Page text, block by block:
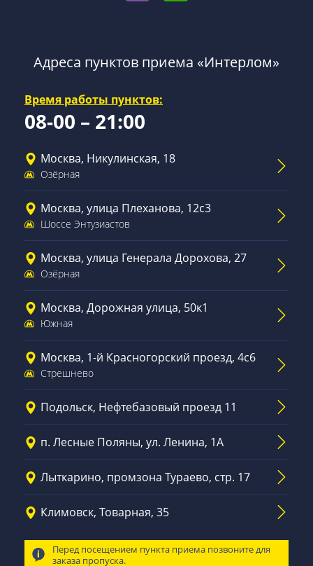
Адреса пунктов приема «Интерлом»
Время работы пунктов:
08-00 – 21:00
Москва, Никулинская, 18
Озёрная
Москва, улица Плеханова, 12с3
Шоссе Энтузиастов
Москва, улица Генерала Дорохова, 27
Озёрная
Москва, Дорожная улица, 50к1
Южная
Москва, 1-й Красногорский проезд, 4с6
Стрешнево
Подольск, Нефтебазовый проезд 11
п. Лесные Поляны, ул. Ленина, 1А
Лыткарино, промзона Тураево, стр. 17
Климовск, Товарная, 35
Перед посещением пункта приема позвоните для
заказа пропуска.